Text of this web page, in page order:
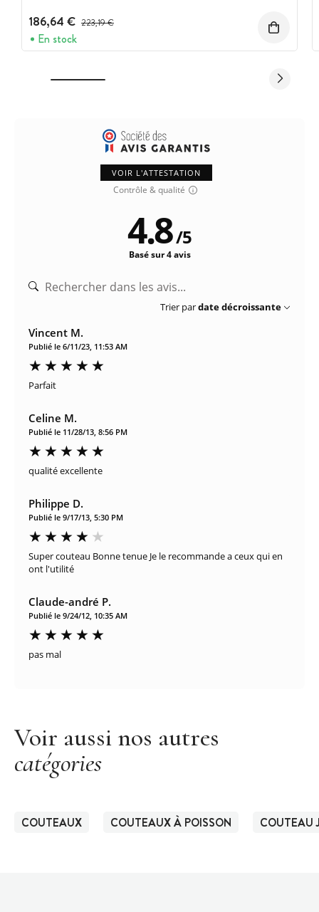
186,64 € Prix avant réduction :
223,19 €
En stock
VOIR L'ATTESTATION
Contrôle & qualité
4.8/5
Basé sur 4 avis
Trier pardate décroissante
Vincent M.
Publié le 6/11/23, 11:53 AM
Parfait
Celine M.
Publié le 11/28/13, 8:56 PM
qualité excellente
Philippe D.
Publié le 9/17/13, 5:30 PM
Super couteau Bonne tenue Je le recommande a ceux qui en
ont l'utilité
Claude-andré P.
Publié le 9/24/12, 10:35 AM
pas mal
Voir aussi nos autres
catégories
COUTEAUX COUTEAUX À POISSON COUTEAU